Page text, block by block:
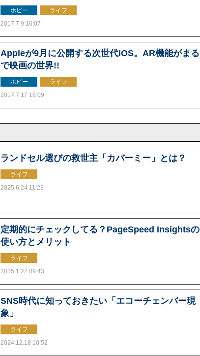
ホビー
ライフ
2017.7.9 16:07
Appleが9月に公開する次世代iOS。AR機能がまる
で映画の世界!!
ホビー
ライフ
2017.7.17 16:09
ランドセル選びの救世主「カバーミー」とは？
ライフ
2025.6.24 11:23
定期的にチェックしてる？PageSpeed Insightsの
使い方とメリット
ライフ
2025.1.22 09:43
SNS時代に知っておきたい「エコーチェンバー現
象」
ライフ
2024.12.18 10:52